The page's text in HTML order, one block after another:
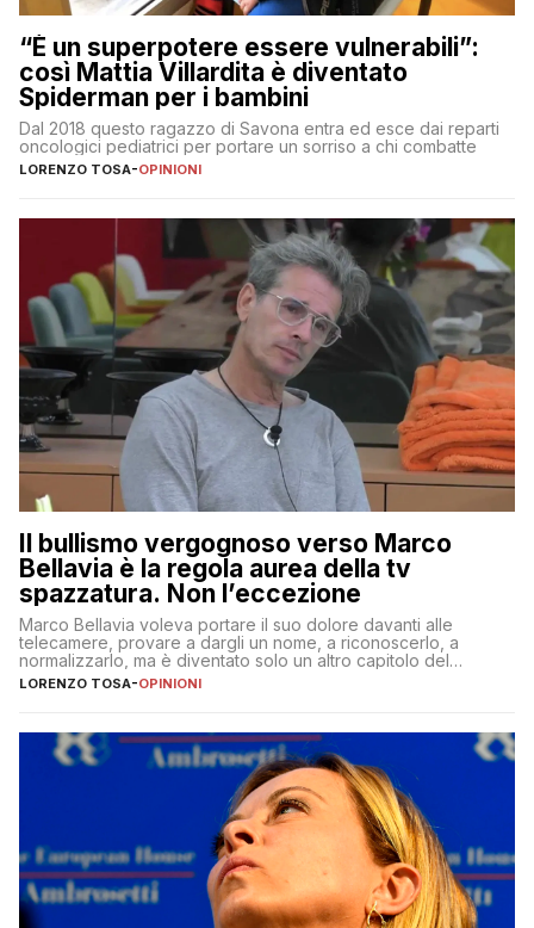
“È un superpotere essere vulnerabili”:
così Mattia Villardita è diventato
Spiderman per i bambini
Dal 2018 questo ragazzo di Savona entra ed esce dai reparti
oncologici pediatrici per portare un sorriso a chi combatte
LORENZO TOSA-OPINIONI
Il bullismo vergognoso verso Marco
Bellavia è la regola aurea della tv
spazzatura. Non l’eccezione
Marco Bellavia voleva portare il suo dolore davanti alle
telecamere, provare a dargli un nome, a riconoscerlo, a
normalizzarlo, ma è diventato solo un altro capitolo del
copione
LORENZO TOSA-OPINIONI